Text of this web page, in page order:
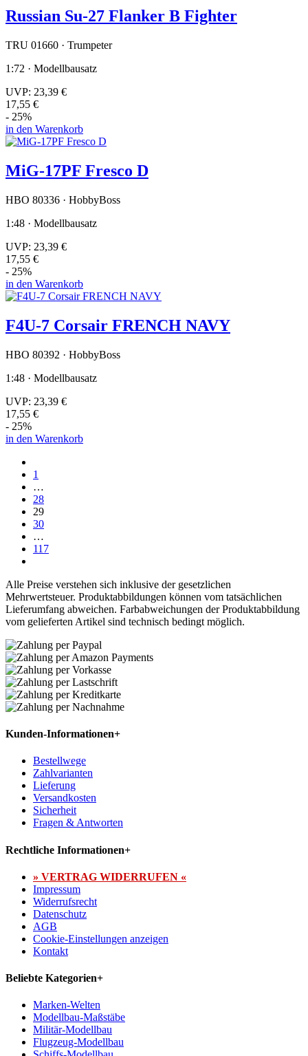
Russian Su-27 Flanker B Fighter
TRU 01660 · Trumpeter
1:72 · Modellbausatz
UVP: 23,39 €
17,55 €
- 25%
in den Warenkorb
MiG-17PF Fresco D
HBO 80336 · HobbyBoss
1:48 · Modellbausatz
UVP: 23,39 €
17,55 €
- 25%
in den Warenkorb
F4U-7 Corsair FRENCH NAVY
HBO 80392 · HobbyBoss
1:48 · Modellbausatz
UVP: 23,39 €
17,55 €
- 25%
in den Warenkorb
1
…
28
29
30
…
117
Alle Preise verstehen sich inklusive der gesetzlichen
Mehrwertsteuer. Produktabbildungen können vom tatsächlichen
Lieferumfang abweichen. Farbabweichungen der Produktabbildung
vom gelieferten Artikel sind technisch bedingt möglich.
Kunden-Informationen+
Bestellwege
Zahlvarianten
Lieferung
Versandkosten
Sicherheit
Fragen & Antworten
Rechtliche Informationen+
» VERTRAG WIDERRUFEN «
Impressum
Widerrufsrecht
Datenschutz
AGB
Cookie-Einstellungen anzeigen
Kontakt
Beliebte Kategorien+
Marken-Welten
Modellbau-Maßstäbe
Militär-Modellbau
Flugzeug-Modellbau